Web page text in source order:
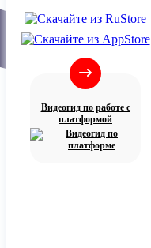
Видеогид по работе с
платформой